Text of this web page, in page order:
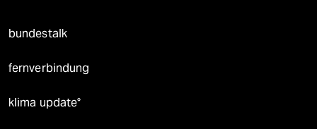
bundestalk
fernverbindung
klima update°